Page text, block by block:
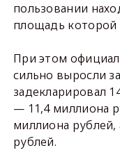
пользовании
площадь которой
При этом
сильно выросли
задекларировал
— 11,4 миллиона
миллиона
рублей.